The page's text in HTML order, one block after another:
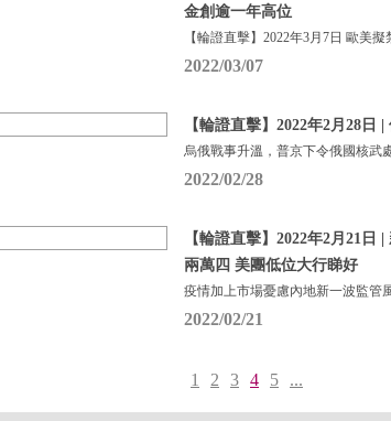
金創逾一年高位
【輪證直擊】2022年3月7日 歐美
2022/03/07
【輪證直擊】2022年2月28日
烏俄戰事升溫，普京下令俄國核武
2022/02/28
【輪證直擊】2022年2月21
兩萬四 美團低位大行睇好
疫情加上市場憂慮內地新一波監管
2022/02/21
1 2 3 4 5 ...